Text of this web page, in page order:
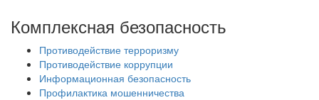
Комплексная безопасность
Противодействие терроризму
Противодействие коррупции
Информационная безопасность
Профилактика мошенничества